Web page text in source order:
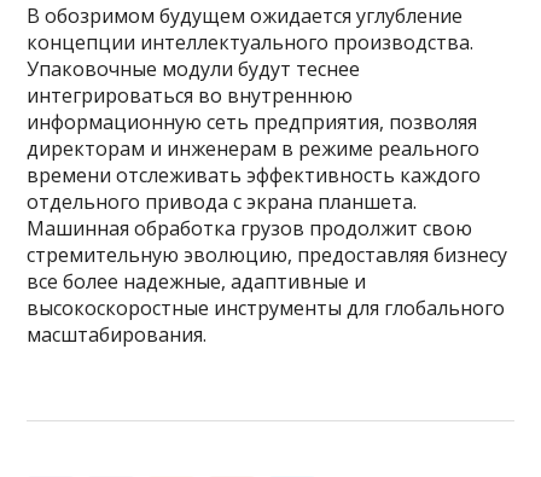
В обозримом будущем ожидается углубление
концепции интеллектуального производства.
Упаковочные модули будут теснее
интегрироваться во внутреннюю
информационную сеть предприятия, позволяя
директорам и инженерам в режиме реального
времени отслеживать эффективность каждого
отдельного привода с экрана планшета.
Машинная обработка грузов продолжит свою
стремительную эволюцию, предоставляя бизнесу
все более надежные, адаптивные и
высокоскоростные инструменты для глобального
масштабирования.